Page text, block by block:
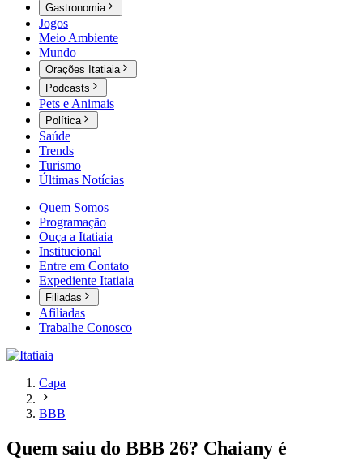
Gastronomia
Jogos
Meio Ambiente
Mundo
Orações Itatiaia
Podcasts
Pets e Animais
Política
Saúde
Trends
Turismo
Últimas Notícias
Quem Somos
Programação
Ouça a Itatiaia
Institucional
Entre em Contato
Expediente Itatiaia
Filiadas
Afiliadas
Trabalhe Conosco
Capa
BBB
Quem saiu do BBB 26? Chaiany é